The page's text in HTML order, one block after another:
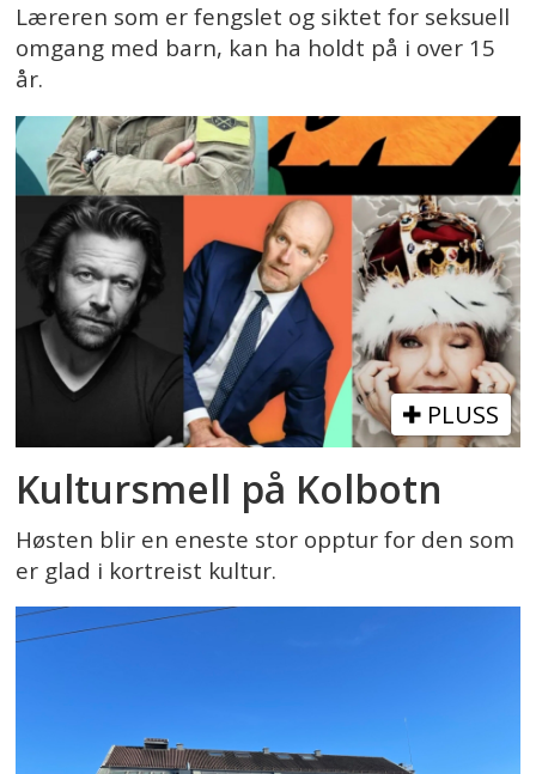
Læreren som er fengslet og siktet for seksuell
omgang med barn, kan ha holdt på i over 15
år.
PLUSS
Kultursmell på Kolbotn
Høsten blir en eneste stor opptur for den som
er glad i kortreist kultur.